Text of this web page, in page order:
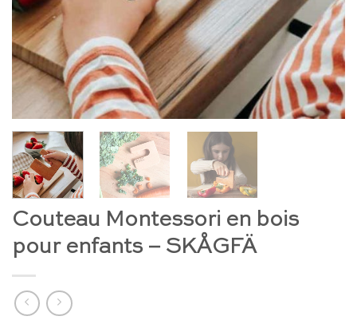
Couteau Montessori en bois
pour enfants – SKÅGFÄ